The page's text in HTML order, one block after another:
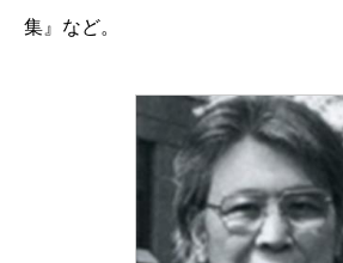
集』など。